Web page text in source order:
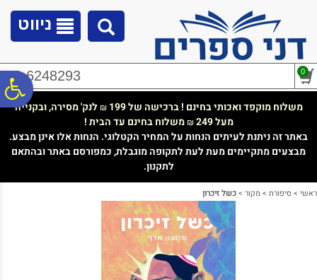
נגישות
ניווט
02-6248293 0
משלוח מוקפד ואכותי בחינם ! ברכישה של 199 ₪ לנק' מסירה, ובקנייה
מעל 249
₪משלוח בחינם עד הבית !
באתר זה ניתנת לעיתים הנחות על המחיר הקטלוגי. הנחות אלו אינן מבצע.
מבצעים מתקיימים מעת לעת לתקופה מוגבלת, כמפורסם באתר ובהתאם
לתקנון.
ראשי >סיפורת >מקור >כשל זיכרון